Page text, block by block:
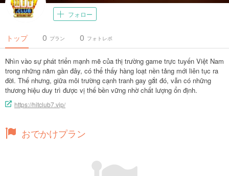
フォロー
トップ プラン
0 フォトレポ
0
Nhìn vào sự phát triển mạnh mẽ của thị trường game trực tuyến Việt Nam
trong những năm gần đây, có thể thấy hàng loạt nền tảng mới liên tục ra
đời. Thế nhưng, giữa môi trường cạnh tranh gay gắt đó, vẫn có những
thương hiệu duy trì được vị thế bền vững nhờ chất lượng ổn định.
https://hitclub7.vip/
おでかけプラン